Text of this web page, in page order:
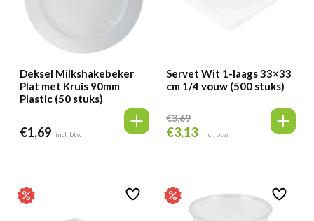
Deksel Milkshakebeker
Plat met Kruis 90mm
Plastic (50 stuks)
€1,69 incl. btw
Servet Wit 1-laags 33×33
cm 1/4 vouw (500 stuks)
€3,69
Oorspronkelijke
€3,69.
€3,13 Huidige
incl. btw